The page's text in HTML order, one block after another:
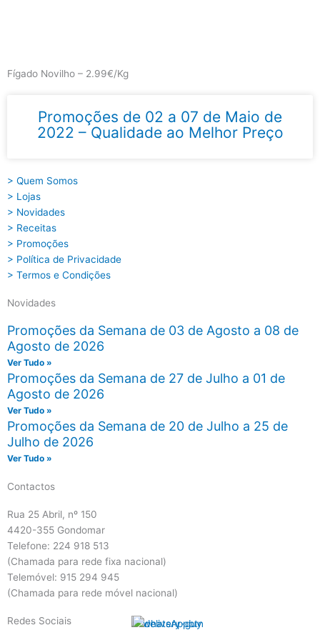
Fígado Novilho – 2.99€/Kg
Promoções de 02 a 07 de Maio de
2022 – Qualidade ao Melhor Preço
> Quem Somos
> Lojas
> Novidades
> Receitas
> Promoções
> Política de Privacidade
> Termos e Condições
Novidades
Promoções da Semana de 03 de Agosto a 08 de
Agosto de 2026
Ver Tudo »
Promoções da Semana de 27 de Julho a 01 de
Agosto de 2026
Ver Tudo »
Promoções da Semana de 20 de Julho a 25 de
Julho de 2026
Ver Tudo »
Contactos
Rua 25 Abril, nº 150
4420-355 Gondomar
Telefone: 224 918 513
(Chamada para rede fixa nacional)
Telemóvel: 915 294 945
(Chamada para rede móvel nacional)
Redes Sociais